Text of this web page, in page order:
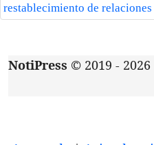
restablecimiento de relaciones
NotiPress © 2019 - 2026